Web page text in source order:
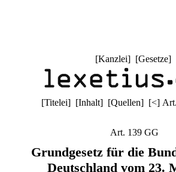
[Kanzlei] [Gesetze]
[Titelei] [Inhalt] [Quellen] [<]
Art. 139 GG
Grundgesetz für die
Deutschland vom 23.